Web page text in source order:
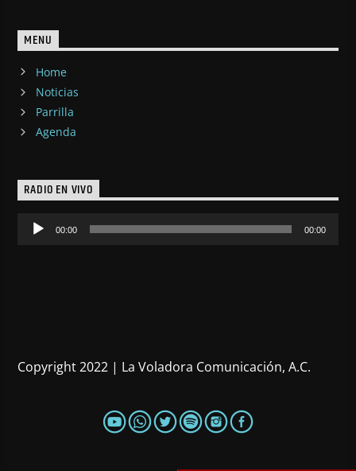
MENU
Home
Noticias
Parrilla
Agenda
RADIO EN VIVO
Reproductor
00:00 00:00
Copyright 2022 | La Voladora Comunicación, A.C.